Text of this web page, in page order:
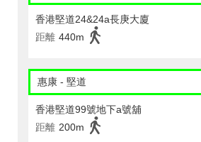
香港堅道24&24a長庚大廈
距離 440m
惠康 - 堅道
香港堅道99號地下a號舖
距離 200m